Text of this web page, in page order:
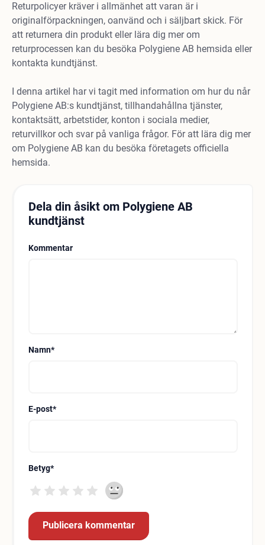
Returpolicyer kräver i allmänhet att varan är i
originalförpackningen, oanvänd och i säljbart skick. För
att returnera din produkt eller lära dig mer om
returprocessen kan du besöka Polygiene AB hemsida eller
kontakta kundtjänst.
I denna artikel har vi tagit med information om hur du når
Polygiene AB:s kundtjänst, tillhandahållna tjänster,
kontaktsätt, arbetstider, konton i sociala medier,
returvillkor och svar på vanliga frågor. För att lära dig mer
om Polygiene AB kan du besöka företagets officiella
hemsida.
Dela din åsikt om Polygiene AB
kundtjänst
Kommentar
Namn*
E-post*
Betyg*